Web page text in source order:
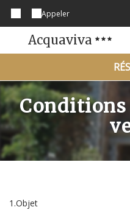
Appeler
Acquaviva
Conditions
1.Objet